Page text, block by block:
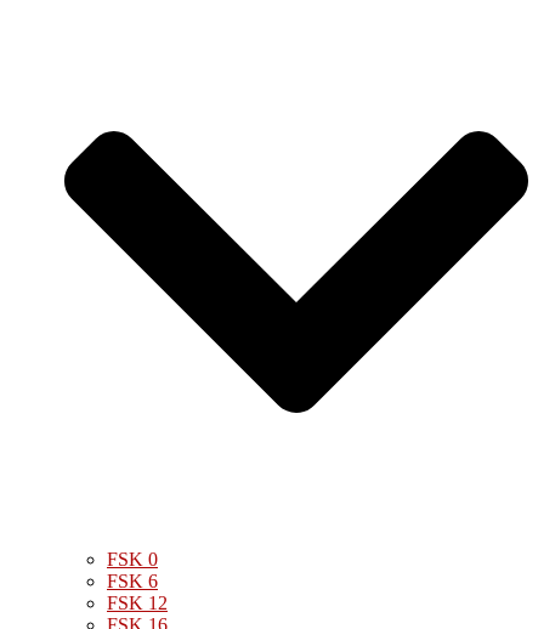
FSK 0
FSK 6
FSK 12
FSK 16